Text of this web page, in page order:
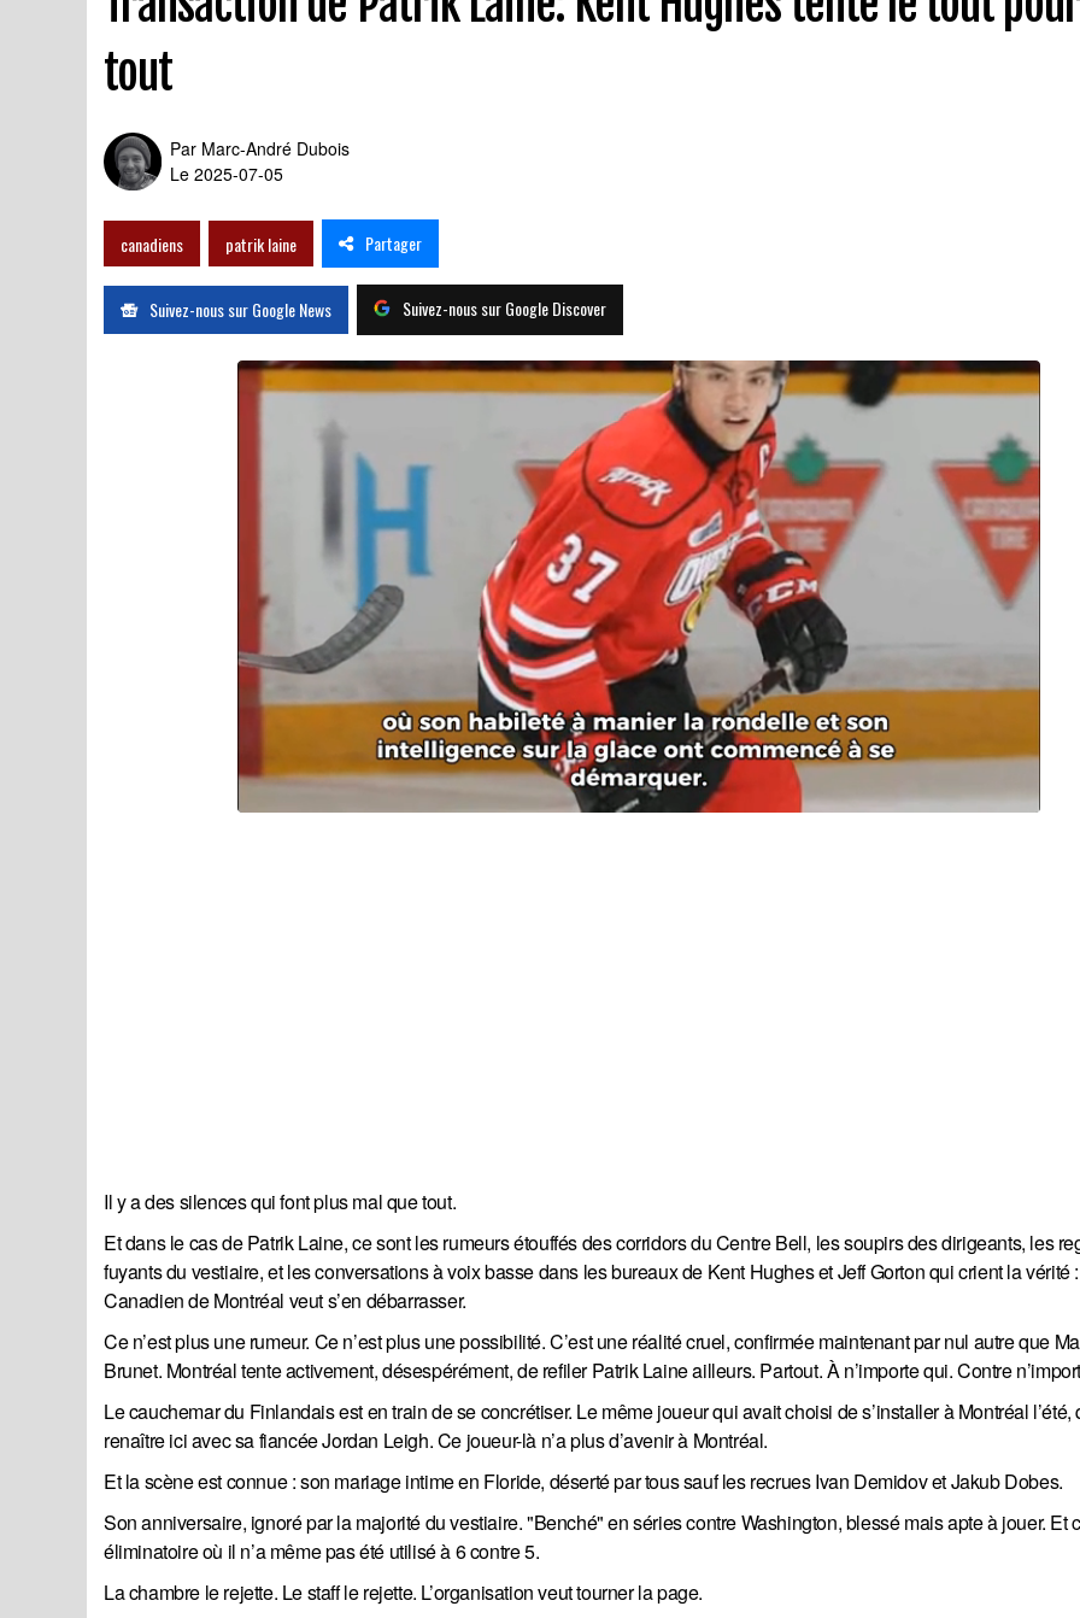
tout
Par Marc-André Dubois
Le 2025-07-05
canadiens patrik laine Partager
Suivez-nous sur Google News Suivez-nous sur Google Discover
Il y a des silences qui font plus mal que tout.
Et dans le cas de Patrik Laine, ce sont les rumeurs étouffés des corridors du Centre Bell, les soupirs des dirigeants, les
fuyants du vestiaire, et les conversations à voix basse dans les bureaux de Kent Hughes et Jeff Gorton qui crient la vérité
Canadien de Montréal veut s’en débarrasser.
Ce n’est plus une rumeur. Ce n’est plus une possibilité. C’est une réalité cruel, confirmée maintenant par nul autre que
Brunet. Montréal tente activement, désespérément, de refiler Patrik Laine ailleurs. Partout. À n’importe qui. Contre
Le cauchemar du Finlandais est en train de se concrétiser. Le même joueur qui avait choisi de s’installer à Montréal l’été,
renaître ici avec sa fiancée Jordan Leigh. Ce joueur-là n’a plus d’avenir à Montréal.
Et la scène est connue : son mariage intime en Floride, déserté par tous sauf les recrues Ivan Demidov et Jakub Dobes.
Son anniversaire, ignoré par la majorité du vestiaire. "Benché" en séries contre Washington, blessé mais apte à jouer. Et
éliminatoire où il n’a même pas été utilisé à 6 contre 5.
La chambre le rejette. Le staff le rejette. L’organisation veut tourner la page.